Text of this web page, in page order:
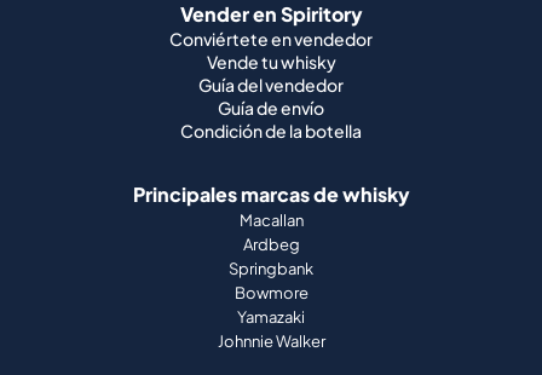
Vender en Spiritory
Conviértete en vendedor
Vende tu whisky
Guía del vendedor
Guía de envío
Condición de la botella
Principales marcas de whisky
Macallan
Ardbeg
Springbank
Bowmore
Yamazaki
Johnnie Walker